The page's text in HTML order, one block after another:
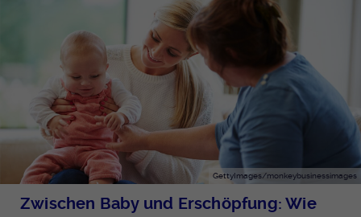
GettyImages/monkeybusinessimages
Zwischen Baby und Erschöpfung: Wie